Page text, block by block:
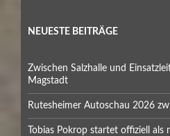
NEUESTE BEITRÄGE
Zwischen Salzhalle und
Magstadt
Rutesheimer Autoschau 2026
Tobias Pokrop startet offiziell als